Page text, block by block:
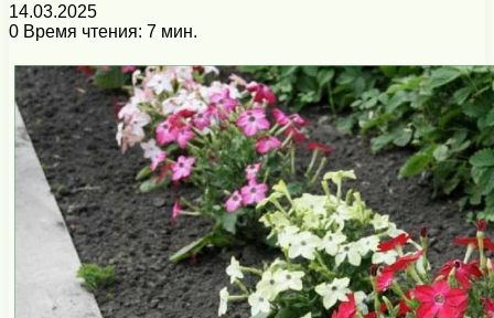
14.03.2025
0 Время чтения: 7 мин.